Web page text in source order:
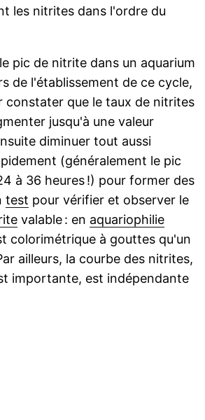
les nitrites dans l'ordre du
pic de nitrite dans un aquarium
de l'établissement de ce cycle,
constater que le taux de nitrites
jusqu'à une valeur
diminuer tout aussi
(généralement le pic
à 36 heures !) pour former des
test pour vérifier et observer le
valable : en aquariophilie
colorimétrique à gouttes qu'un
ailleurs, la courbe des nitrites,
importante, est indépendante